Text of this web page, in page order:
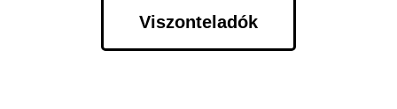
Viszonteladók